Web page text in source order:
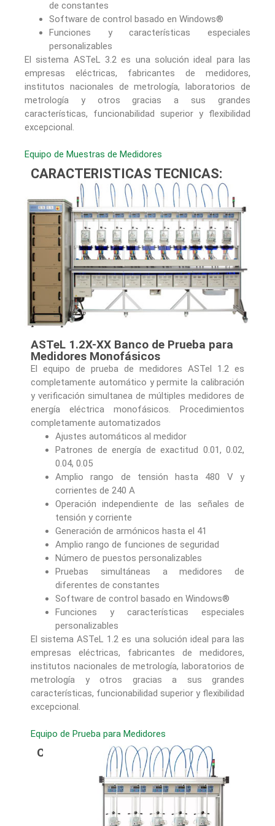
de constantes
Software de control basado en Windows®
Funciones y características especiales
personalizables
El sistema ASTeL 3.2 es una solución ideal para las
empresas eléctricas, fabricantes de medidores,
institutos nacionales de metrología, laboratorios de
metrología y otros gracias a sus grandes
características, funcionabilidad superior y flexibilidad
excepcional.
Equipo de Muestras de Medidores
CARACTERISTICAS TECNICAS:
ASTeL 1.2X-XX Banco de Prueba para
Medidores Monofásicos
El equipo de prueba de medidores ASTel 1.2 es
completamente automático y permite la calibración
y verificación simultanea de múltiples medidores de
energía eléctrica monofásicos. Procedimientos
completamente automatizados
Ajustes automáticos al medidor
Patrones de energía de exactitud 0.01, 0.02,
0.04, 0.05
Amplio rango de tensión hasta 480 V y
corrientes de 240 A
Operación independiente de las señales de
tensión y corriente
Generación de armónicos hasta el 41
Amplio rango de funciones de seguridad
Número de puestos personalizables
Pruebas simultáneas a medidores de
diferentes de constantes
Software de control basado en Windows®
Funciones y características especiales
personalizables
El sistema ASTeL 1.2 es una solución ideal para las
empresas eléctricas, fabricantes de medidores,
institutos nacionales de metrología, laboratorios de
metrología y otros gracias a sus grandes
características, funcionabilidad superior y flexibilidad
excepcional.
Equipo de Prueba para Medidores
CARACTERISTICAS TECNICAS: